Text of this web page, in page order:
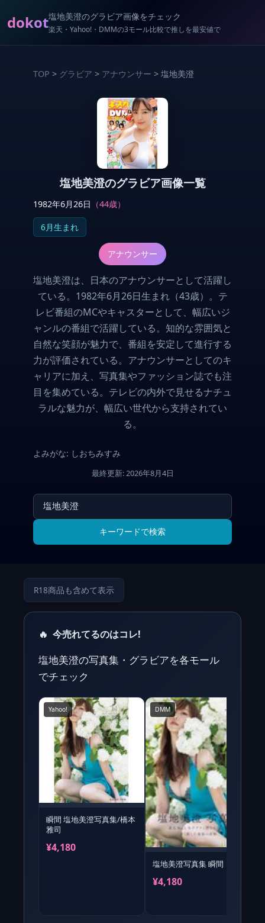
dokot塩地美澄のグラビア画像をチェック
楽天・Yahoo!・DMMの3モール比較で推しを最安値で
TOP > グラビア > アナウンサー > 塩地美澄
塩地美澄のグラビア画像一覧
1982年6月26日 （44歳）
6月生まれ
アナウンサー
塩地美澄は、日本のアナウンサーとして活躍し
ている。1982年6月26日生まれ（43歳）。テ
レビ番組のMCやキャスターとして、幅広いジ
ャンルの番組で活躍している。知的な雰囲気と
自然な笑顔が魅力で、番組を安定して進行する
力が評価されている。アナウンサーとしてのキ
ャリアに加え、写真集やファッション誌でも注
目を集めている。テレビの内外で見せるナチュ
ラルな魅力が、幅広い世代から支持されてい
る。
よみがな: しおちみすみ
最終更新: 2026年8月4日
キーワードで検索
R18商品も含めて表示
🔥 今売れてるのはコレ!
塩地美澄の写真集・グラビアを各モール
でチェック
Yahoo!
瞬間 塩地美澄写真集/橋本
雅司
¥4,180
DMM
塩地美澄写真集 瞬間
¥4,180